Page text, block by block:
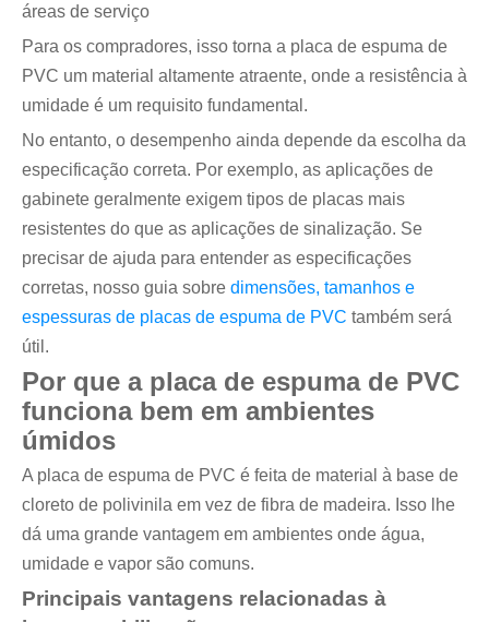
áreas de serviço
Para os compradores, isso torna a placa de espuma de
PVC um material altamente atraente, onde a resistência à
umidade é um requisito fundamental.
No entanto, o desempenho ainda depende da escolha da
especificação correta. Por exemplo, as aplicações de
gabinete geralmente exigem tipos de placas mais
resistentes do que as aplicações de sinalização. Se
precisar de ajuda para entender as especificações
corretas, nosso guia sobre dimensões, tamanhos e
espessuras de placas de espuma de PVC também será
útil.
Por que a placa de espuma de PVC
funciona bem em ambientes
úmidos
A placa de espuma de PVC é feita de material à base de
cloreto de polivinila em vez de fibra de madeira. Isso lhe
dá uma grande vantagem em ambientes onde água,
umidade e vapor são comuns.
Principais vantagens relacionadas à